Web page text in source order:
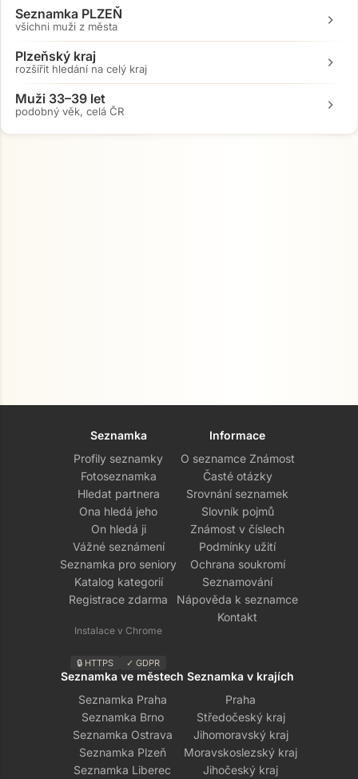
Seznamka PLZEŇ
všichni muži z města chevron_right
Plzeňský kraj
rozšířit hledání na celý kraj chevron_right
Muži 33–39 let
podobný věk, celá ČR chevron_right
Seznamka
Profily seznamky
Fotoseznamka
Hledat partnera
Ona hledá jeho
On hledá ji
Vážné seznámení
Seznamka pro seniory
Katalog kategorií
Registrace zdarma
Instalace v Chrome
🔒 HTTPS ✓ GDPR
Informace
O seznamce Známost
Časté otázky
Srovnání seznamek
Slovník pojmů
Známost v číslech
Podmínky užití
Ochrana soukromí
Seznamování
Nápověda k seznamce
Kontakt
Seznamka ve městech
Seznamka Praha
Seznamka Brno
Seznamka Ostrava
Seznamka Plzeň
Seznamka Liberec
Seznamka v krajích
Praha
Středočeský kraj
Jihomoravský kraj
Moravskoslezský kraj
Jihočeský kraj